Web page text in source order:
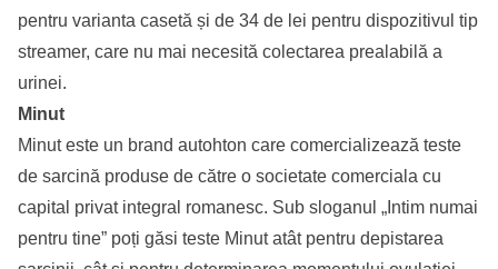
pentru varianta casetă și de 34 de lei pentru dispozitivul tip
streamer, care nu mai necesită colectarea prealabilă a
urinei.
Minut
Minut este un brand autohton care comercializează teste
de sarcină produse de către o societate comerciala cu
capital privat integral romanesc. Sub sloganul „Intim numai
pentru tine” poți găsi teste Minut atât pentru depistarea